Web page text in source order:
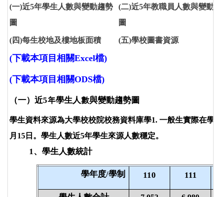
(一)近5年學生人數與變動趨勢
圖
(二)近5年教職員人數與變動
圖
(四)每生校地及樓地板面積 (五)學校圖書資源
(下載本項目相關Excel檔)
(下載本項目相關ODS檔)
（一）近5年學生人數與變動趨勢圖
學生資料來源為大學校校院校務資料庫學1. 一般生實際在學
月15日。學生人數近5年學生來源人數穩定。
1、學生人數統計
學年度/學制 110 111